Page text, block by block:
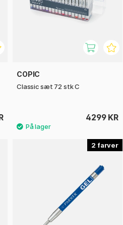
COPIC
Classic sæt 72 stk C
4299 KR
2